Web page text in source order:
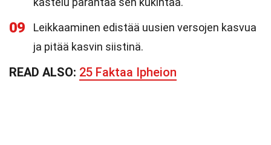
09
Leikkaaminen edistää uusien versojen kasvua
ja pitää kasvin siistinä.
READ ALSO: 25 Faktaa Ipheion